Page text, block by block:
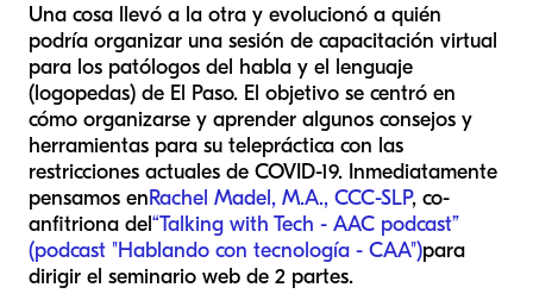
Una cosa llevó a la otra y evolucionó a quién
podría organizar una sesión de capacitación virtual
para los patólogos del habla y el lenguaje
(logopedas) de El Paso. El objetivo se centró en
cómo organizarse y aprender algunos consejos y
herramientas para su telepráctica con las
restricciones actuales de COVID-19. Inmediatamente
pensamos enRachel Madel, M.A., CCC-SLP, co-
anfitriona del“Talking with Tech - AAC podcast”
(podcast "Hablando con tecnología - CAA")para
dirigir el seminario web de 2 partes.